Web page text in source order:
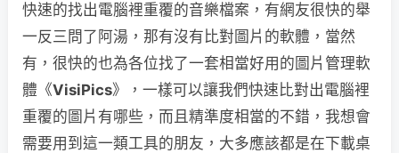
快速的找出電腦裡重覆的音樂檔案，有網友很快的舉
一反三問了阿湯，那有沒有比對圖片的軟體，當然
有，很快的也為各位找了一套相當好用的圖片管理軟
體《VisiPics》，一樣可以讓我們快速比對出電腦裡
重覆的圖片有哪些，而且精準度相當的不錯，我想會
需要用到這一類工具的朋友，大多應該都是在下載桌